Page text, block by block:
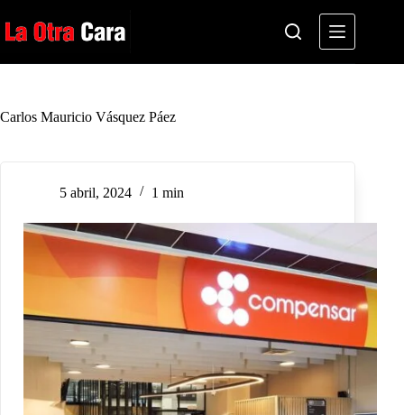
al
contenido
Carlos Mauricio Vásquez Páez
5 abril, 2024 1 min